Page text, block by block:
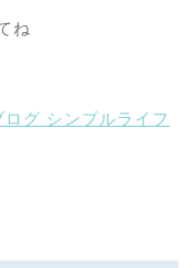
ね